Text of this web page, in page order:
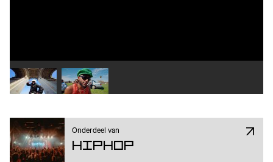
Speel video 1 afSpeel video 2 af
Onderdeel van
Hiphop